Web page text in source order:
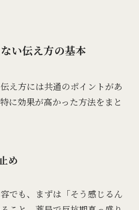
い伝え方の基本
え方には共通のポイントがあ
に効果が高かった方法をまと
め
でも、まずは「そう感じるん